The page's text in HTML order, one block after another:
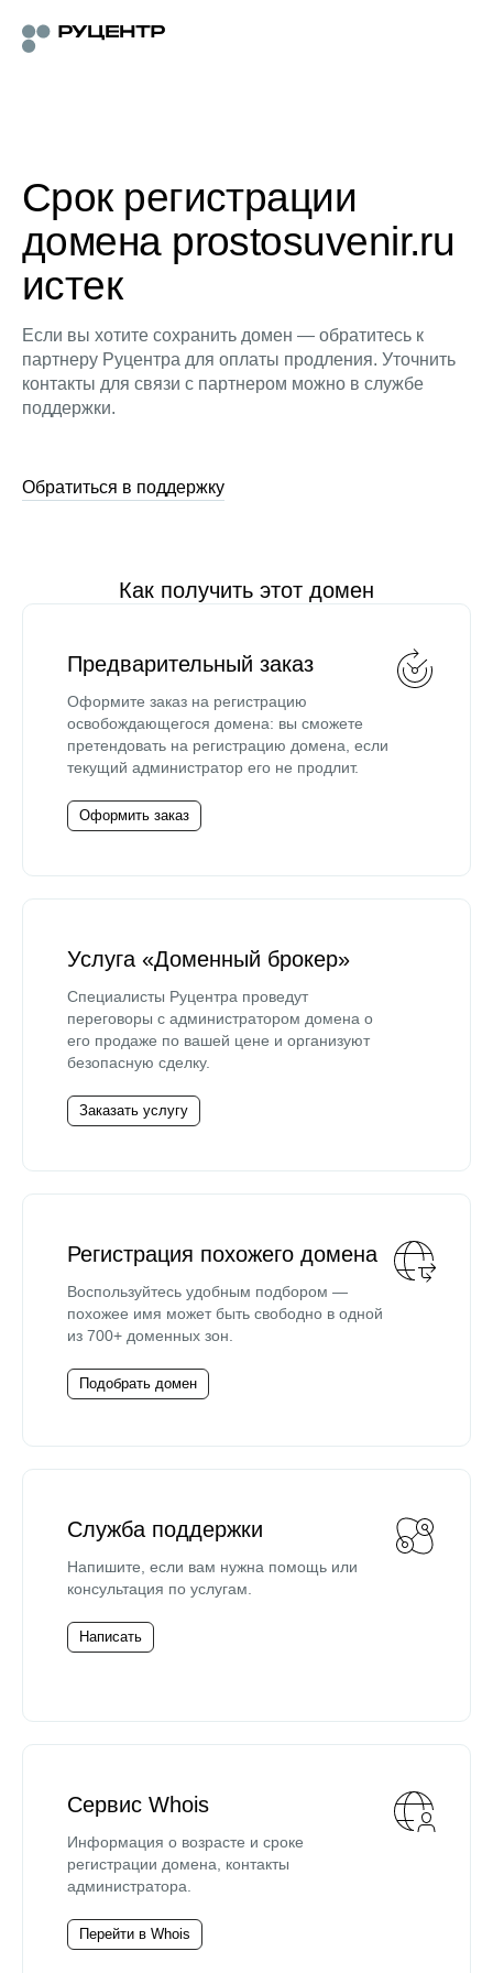
Срок регистрации
домена prostosuvenir.ru
истек
Если вы хотите сохранить домен — обратитесь к
партнеру Руцентра для оплаты продления. Уточнить
контакты для связи с партнером можно в службе
поддержки.
Обратиться в поддержку
Как получить этот домен
Предварительный заказ
Оформите заказ на регистрацию
освобождающегося домена: вы сможете
претендовать на регистрацию домена, если
текущий администратор его не продлит.
Оформить заказ
Услуга «Доменный брокер»
Специалисты Руцентра проведут
переговоры с администратором домена о
его продаже по вашей цене и организуют
безопасную сделку.
Заказать услугу
Регистрация похожего домена
Воспользуйтесь удобным подбором —
похожее имя может быть свободно в одной
из 700+ доменных зон.
Подобрать домен
Служба поддержки
Напишите, если вам нужна помощь или
консультация по услугам.
Написать
Сервис Whois
Информация о возрасте и сроке
регистрации домена, контакты
администратора.
Перейти в Whois